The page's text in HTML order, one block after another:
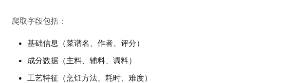
爬取字段包括：
基础信息（菜谱名、作者、评分）
成分数据（主料、辅料、调料）
工艺特征（烹饪方法、耗时、难度）